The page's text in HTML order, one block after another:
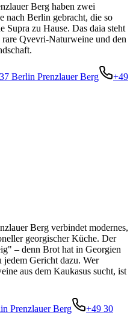
Berg haben zwei
nach Berlin gebracht, die so
zu Hause. Das daia steht
Qvevri-Naturweine und den
Berlin Prenzlauer Berg
+49
Berg verbindet modernes,
georgischer Küche. Der
– denn Brot hat in Georgien
jedem Gericht dazu. Wer
aus dem Kaukasus sucht, ist
Prenzlauer Berg +49 30